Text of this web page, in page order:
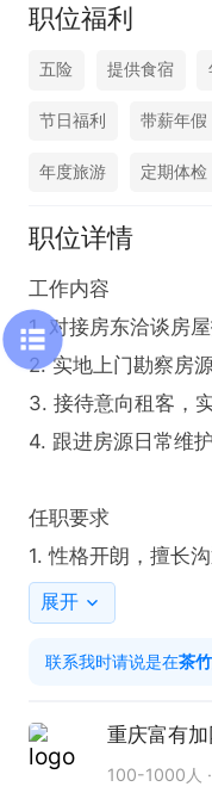
职位福利
五险 提供食宿
节日福利 带薪年假
年度旅游 定期体检
职位详情
工作内容
1. 对接房东洽谈房
2. 实地上门勘察房
3. 接待意向租客，
4. 跟进房源日常维
任职要求
1. 性格开朗，擅长
2. 愿意外出跑盘、
4. 做事踏实细心，
我们的优势
展开
联系我时请说是在茶
100-1000人